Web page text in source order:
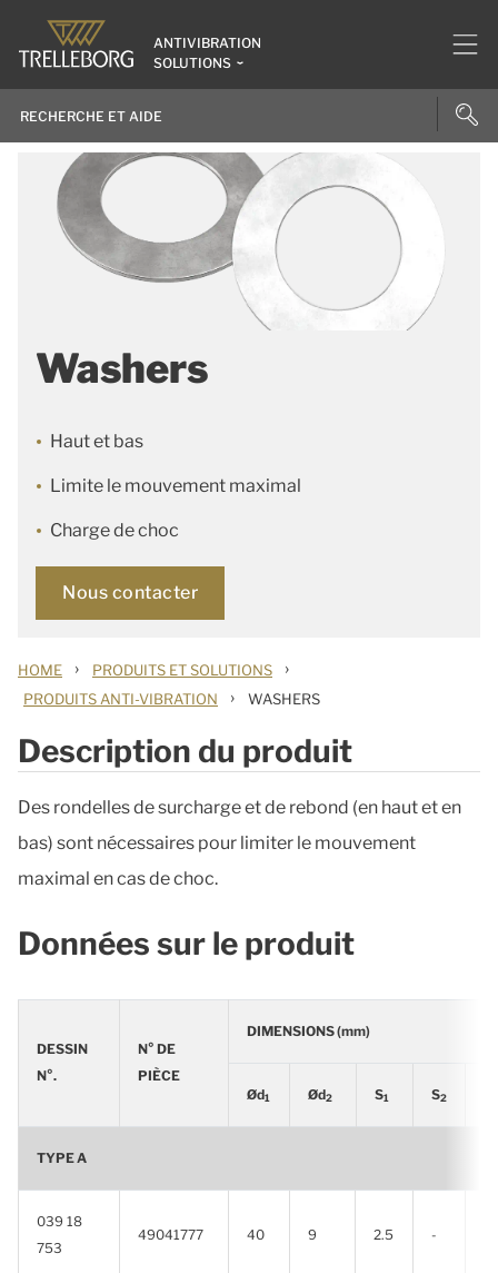
ANTIVIBRATION
SOLUTIONS
Washers
Haut et bas
Limite le mouvement maximal
Charge de choc
Nous contacter
HOME › PRODUITS ET SOLUTIONS ›
PRODUITS ANTI-VIBRATION › WASHERS
Description du produit
Des rondelles de surcharge et de rebond (en haut et en
bas) sont nécessaires pour limiter le mouvement
maximal en cas de choc.
Données sur le produit
DESSIN
N°.
N° DE
PIÈCE
DIMENSIONS (mm)
Ød1 Ød2 S1 S2
TYPE A
039 18
753
49041777 40 9 2.5 -